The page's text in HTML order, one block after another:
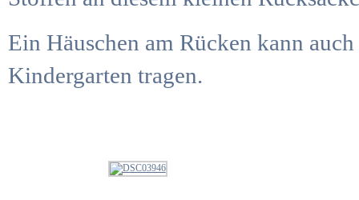
Ein Häuschen am Rücken kann
Kindergarten tragen.